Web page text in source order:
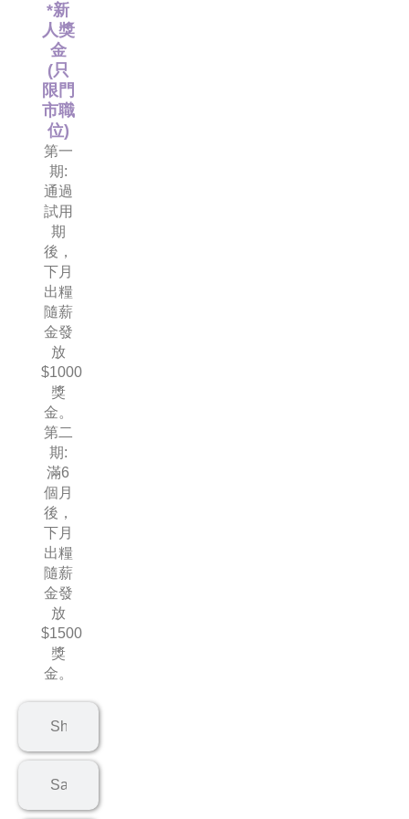
Shop Manager (Cosmetic)
Sales
*新
人獎
金
(只
限門
市職
位)
第一
期:
通過
試用
期
後，
下月
出糧
隨薪
金發
放
$1000
獎
金。
第二
期:
滿6
個月
後，
下月
出糧
隨薪
金發
放
$1500
獎
金。